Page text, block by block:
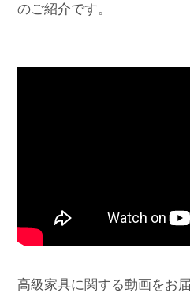
のご紹介です。
高級家具に関する動画をお